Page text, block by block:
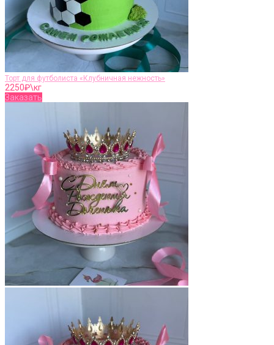
Торт для футболиста «Клубничная нежность»
2250₽\кг
Заказать